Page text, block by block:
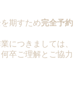
期すため完全予約
につきましては、
卒ご理解とご協力